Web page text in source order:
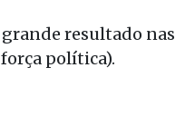
resultado nas
política).